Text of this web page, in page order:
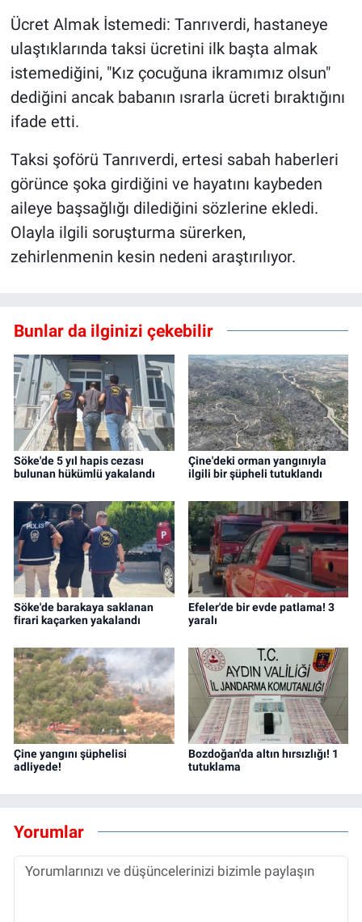
Ücret Almak İstemedi: Tanrıverdi, hastaneye
ulaştıklarında taksi ücretini ilk başta almak
istemediğini, "Kız çocuğuna ikramımız olsun"
dediğini ancak babanın ısrarla ücreti bıraktığını
ifade etti.
Taksi şoförü Tanrıverdi, ertesi sabah haberleri
görünce şoka girdiğini ve hayatını kaybeden
aileye başsağlığı dilediğini sözlerine ekledi.
Olayla ilgili soruşturma sürerken,
zehirlenmenin kesin nedeni araştırılıyor.
Bunlar da ilginizi çekebilir
Söke'de 5 yıl hapis cezası
bulunan hükümlü yakalandı
Çine'deki orman yangınıyla
ilgili bir şüpheli tutuklandı
Söke'de barakaya saklanan
firari kaçarken yakalandı
Efeler'de bir evde patlama! 3
yaralı
Çine yangını şüphelisi
adliyede!
Bozdoğan'da altın hırsızlığı! 1
tutuklama
Yorumlar